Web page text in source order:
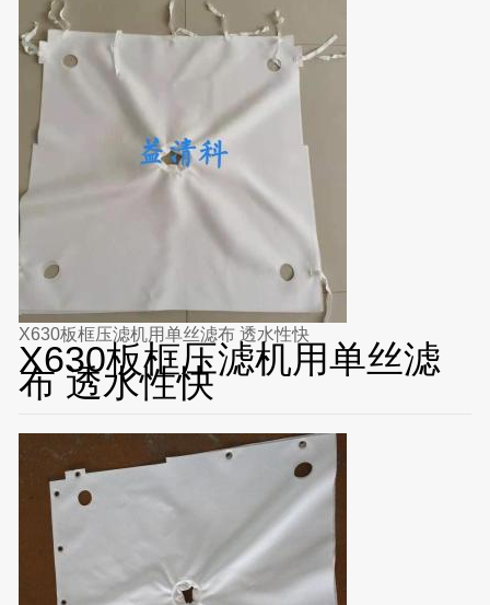
X630板框压滤机用单丝滤布 透水性快
X630板框压滤机用单丝滤
布 透水性快